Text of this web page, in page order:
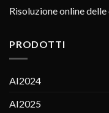
Risoluzione online
PRODOTTI
AI2024
AI2025